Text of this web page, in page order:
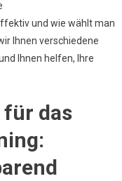
und wie wählt man
Ihnen verschiedene
Ihnen helfen, Ihre
für das